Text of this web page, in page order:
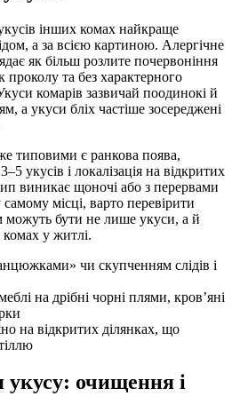
укусів інших комах найкраще
а за всією картиною. Алергічне
як більш розлите почервоніння
проколу та без характерного
комарів зазвичай поодинокі й
а укуси бліх частіше зосереджені
типовими є ранкова поява,
укусів і локалізація на відкритих
виникає щоночі або з перервами
місці, варто перевірити
бути не лише укуси, а й
комах у житлі.
чи скупченням слідів і
на дрібні чорні плями, кров’яні
на відкритих ділянках, що
укусу: очищення і